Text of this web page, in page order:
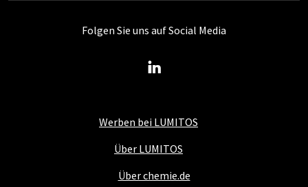
Werben bei LUMITOS
Über LUMITOS
Über chemie.de
Folgen Sie uns auf Social Media